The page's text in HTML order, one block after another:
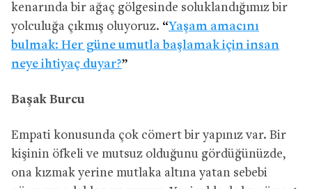
kenarında bir ağaç gölgesinde soluklandığımız bir
yolculuğa çıkmış oluyoruz. “Yaşam amacını
bulmak: Her güne umutla başlamak için insan
neye ihtiyaç duyar?”
Başak Burcu
Empati konusunda çok cömert bir yapınız var. Bir
kişinin öfkeli ve mutsuz olduğunu gördüğünüzde,
ona kızmak yerine mutlaka altına yatan sebebi